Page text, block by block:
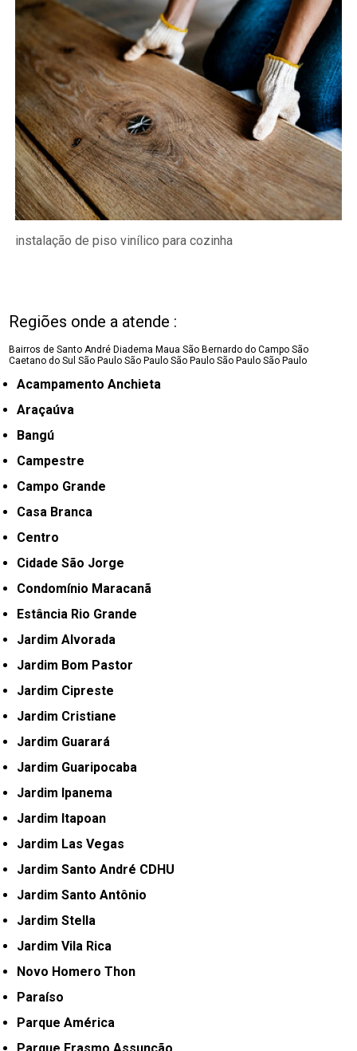
instalação de piso vinílico para cozinha
Regiões onde a atende :
Bairros de Santo André Diadema Maua São Bernardo do Campo São
Caetano do SulSão Paulo São Paulo São Paulo São Paulo São Paulo
Acampamento Anchieta
Araçaúva
Bangú
Campestre
Campo Grande
Casa Branca
Centro
Cidade São Jorge
Condomínio Maracanã
Estância Rio Grande
Jardim Alvorada
Jardim Bom Pastor
Jardim Cipreste
Jardim Cristiane
Jardim Guarará
Jardim Guaripocaba
Jardim Ipanema
Jardim Itapoan
Jardim Las Vegas
Jardim Santo André CDHU
Jardim Santo Antônio
Jardim Stella
Jardim Vila Rica
Novo Homero Thon
Paraíso
Parque América